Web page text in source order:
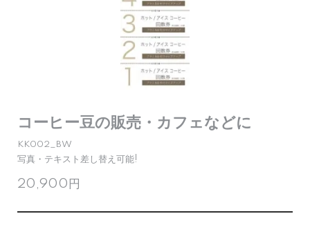
コーヒー豆の販売・カフェなどに
KK002_BW
写真・テキスト差し替え可能!
20,900円